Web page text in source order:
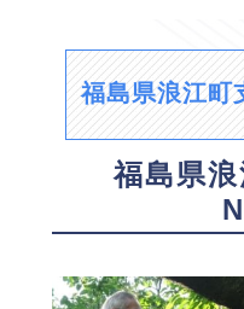
福島県浪江町
福島県